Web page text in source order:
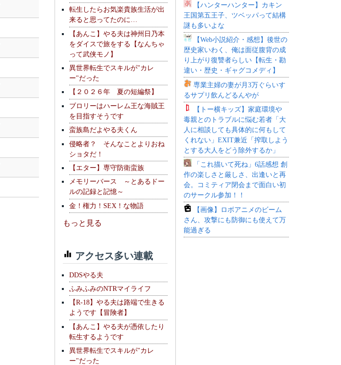
転生したらお気楽貴族生活が出
来ると思ってたのに…
【あんこ】やる夫は神州日乃本
をダイスで旅をする【なんちゃ
って武侠モノ】
異世界転生でスキルが"カレ
ー"だった
【２０２６年 夏の短編祭】
ブロリーはハーレム王な海賊王
を目指すそうです
蛮族島だよやる夫くん
侵略者？ そんなことよりおね
ショタだ！
【エター】専守防衛蛮族
メモリーバース ～とあるドー
ルの記録と記憶～
金！権力！SEX！な物語
もっと見る
アクセス多い連載
DDSやる夫
ふみふみのNTRマイライフ
【R-18】やる夫は路端で生きる
ようです【冒険者】
【あんこ】やる夫が憑依したり
転生するようです
異世界転生でスキルが"カレ
ー"だった
【ハンターハンター】カキン
王国第五王子、ツベッパって結構
謎も多いよな
【Web小説紹介・感想】後世の
歴史家いわく、俺は面従腹背の成
り上がり復讐者らしい【転生・勘
違い・歴史・ギャグコメディ】
専業主婦の妻が月3万ぐらいす
るサプリ飲んどるんやが
【トー横キッズ】家庭環境や
毒親とのトラブルに悩む若者「大
人に相談しても具体的に何もして
くれない」EXIT兼近「搾取しよう
とする大人をどう除外するか」
「これ描いて死ね」6話感想 創
作の楽しさと厳しさ、出逢いと再
会。コミティア閉会まで面白い初
のサークル参加！！
【画像】ロボアニメのビーム
さん、攻撃にも防御にも使えて万
能過ぎる